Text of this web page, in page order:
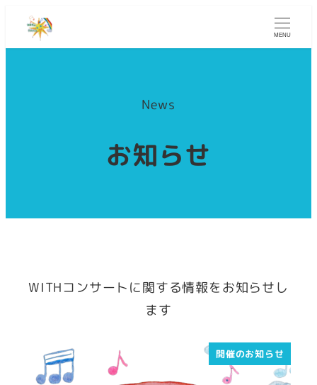
MENU
News
お知らせ
WITHコンサートに関する情報をお知らせし
ます
開催のお知らせ